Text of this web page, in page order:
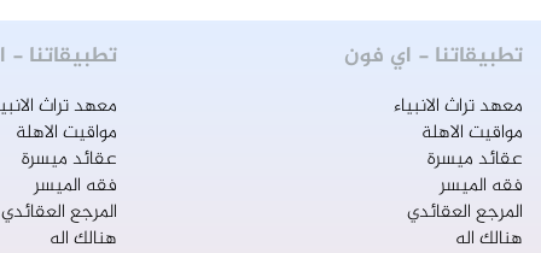
الكرماء
الأرض، ولا
نوعُ تلك
لديهم نوعٌ من
قرأ سورة
كبير، وسورة
ففضلهما كما
تطبيقاتنا - اي فون
معهد تراث الانبياء
مواقيت الاهلة
عقائد ميسرة
فقه الميسر
المرجع العقائدي
هنالك اله
تطبيقاتنا -
معهد تراث
مواقيت الاهلة
عقائد ميسرة
فقه الميسر
المرجع العقائدي
هنالك اله